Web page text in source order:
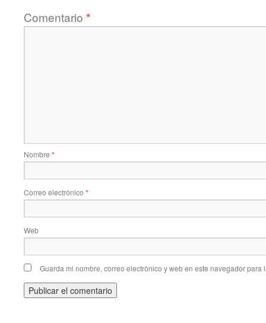
Comentario *
Nombre *
Correo electrónico *
Web
Guarda mi nombre, correo electrónico y web en este navegador para